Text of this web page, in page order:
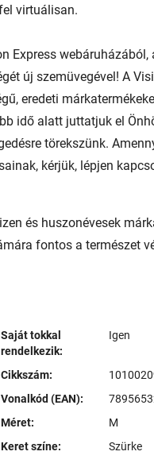
virtuálisan.
Express webáruházából,
új szemüvegével! A
eredeti
idő alatt juttatjuk el
törekszünk.
kérjük, lépjen
és huszonévesek
fontos a természet
Saját tokkal
rendelkezik:
Igen
Cikkszám:
Vonalkód (EAN):
Méret:
M
Keret színe:
Szürke